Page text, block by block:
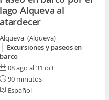
lago Alqueva al
atardecer
Alqueva (Alqueva)
Excursiones y paseos en
barco
08 ago al 31 oct
90 minutos
Español